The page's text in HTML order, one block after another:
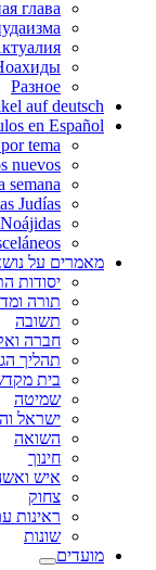
глава
Разное
auf deutsch
en Español
tema
nuevos
semana
Judías
מאמרים על
יסודות
תורה
תשובה
חברה
תהליך
בית
שמיטה
ישראל
השואה
חינוך
איש
צחוק
ראינות
שונות
מועדים